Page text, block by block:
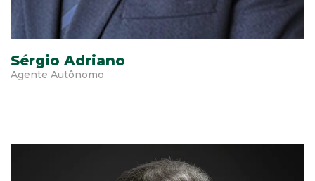
Sérgio Adriano
Agente Autônomo